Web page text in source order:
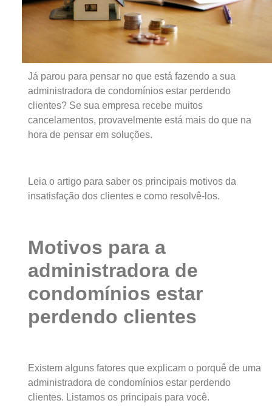
Já parou para pensar no que está fazendo a sua
administradora de condomínios estar perdendo
clientes? Se sua empresa recebe muitos
cancelamentos, provavelmente está mais do que na
hora de pensar em soluções.
Leia o artigo para saber os principais motivos da
insatisfação dos clientes e como resolvê-los.
Motivos para a
administradora de
condomínios estar
perdendo clientes
Existem alguns fatores que explicam o porquê de uma
administradora de condomínios estar perdendo
clientes. Listamos os principais para você.